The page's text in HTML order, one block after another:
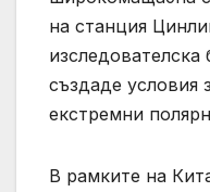
на станция
изследователска
създаде условия
екстремни
В рамките на